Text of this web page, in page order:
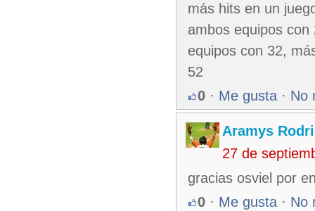
más hits en un
ambos equipos
equipos con 32,
52
0 · Me gusta · No
Aramys
27 de
gracias osviel por
0 · Me gusta · No